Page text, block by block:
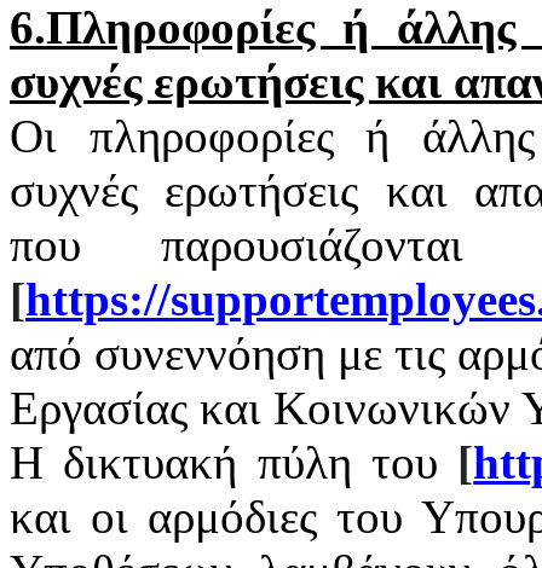
6.Πληροφορίες ή άλλης
συχνές ερωτήσεις και
Οι πληροφορίες ή άλλης
συχνές ερωτήσεις και
που
[https://supportemployees
από συνεννόηση με τις
Εργασίας και Κοινωνικών
Η δικτυακή πύλη του [
και οι αρμόδιες του